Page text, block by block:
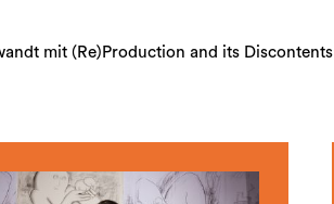
mit (Re)Production and its Discontents